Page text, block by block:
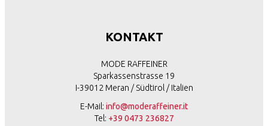
KONTAKT
MODE RAFFEINER
Sparkassenstrasse 19
I-39012 Meran / Südtirol / Italien
E-Mail: info@moderaffeiner.it
Tel: +39 0473 236827